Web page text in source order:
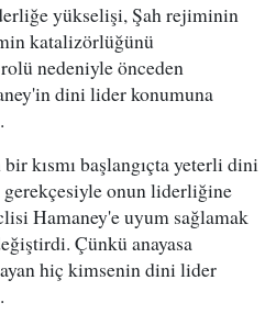
yükselişi, Şah rejiminin
katalizörlüğünü
nedeniyle önceden
dini lider konumuna
kısmı başlangıçta yeterli dini
gerekçesiyle onun liderliğine
Hamaney'e uyum sağlamak
Çünkü anayasa
hiç kimsenin dini lider